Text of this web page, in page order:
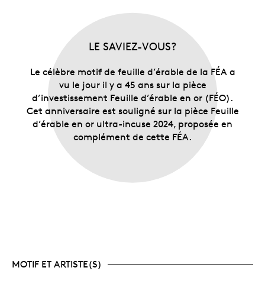
LE SAVIEZ-VOUS?
Le célèbre motif de feuille d’érable de la FÉA a
vu le jour il y a 45 ans sur la pièce
d’investissement Feuille d’érable en or (FÉO).
Cet anniversaire est souligné sur la pièce Feuille
d’érable en or ultra-incuse 2024, proposée en
complément de cette FÉA.
MOTIF ET ARTISTE(S)